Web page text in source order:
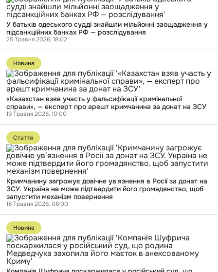
Одеси
його
кримська
рідня
батьків
одеського
судді
знайшли
мільйонні
заощадження
підсанкційних
банках
РФ
розслідування
У батьків одеського судді знайшли мільйонні заощадження у
підсанкційних банках РФ — розслідування
25 Травня 2026, 18:02
Перейти
до
публікації
«Казахстан
взяв
участь
фальсифікації
кримінальної
справи»,
експерт
про
арешт
кримчанина
за
донат
на
ЗСУ
Новина
«Казахстан взяв участь у фальсифікації кримінальної
справи», — експерт про арешт кримчанина за донат на ЗСУ
19 Травня 2026, 10:00
Перейти
до
публікації
Кримчанину
загрожує
довічне
увʼязнення
Росії
за
донат
на
ЗСУ.
Україна
не
може
підтвердити
його
громадянство,
Стаття
Кримчанину загрожує довічне увʼязнення в Росії за донат на
ЗСУ. Україна не може підтвердити його громадянство, щоб
запустити механізм повернення
18 Травня 2026, 06:00
Перейти
до
публікації
Компанія
Шуфрича
поскаржилася
Новина